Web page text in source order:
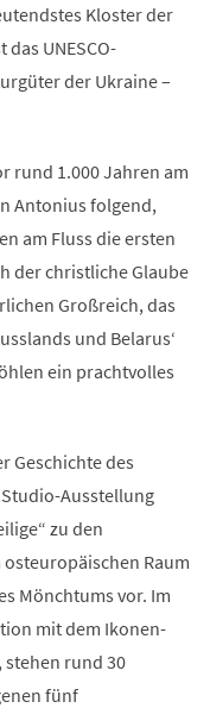
Kloster der
UNESCO-
der Ukraine –
rund 1.000 Jahren am
Antonius folgend,
am Fluss die ersten
der christliche Glaube
Großreich, das
und Belarus‘
ein prachtvolles
Geschichte des
Ausstellung
zu den
Raum
Mönchtums vor. Im
mit dem Ikonen-
stehen rund 30
fünf